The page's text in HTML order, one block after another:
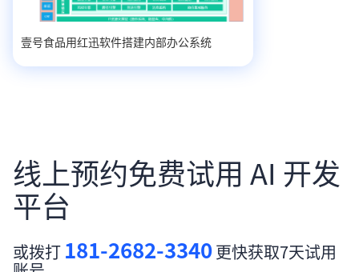
壹号食品用红迅软件搭建内部办公系统
线上预约免费试用 AI 开发
平台
或拨打 181-2682-3340更快获取7天试用